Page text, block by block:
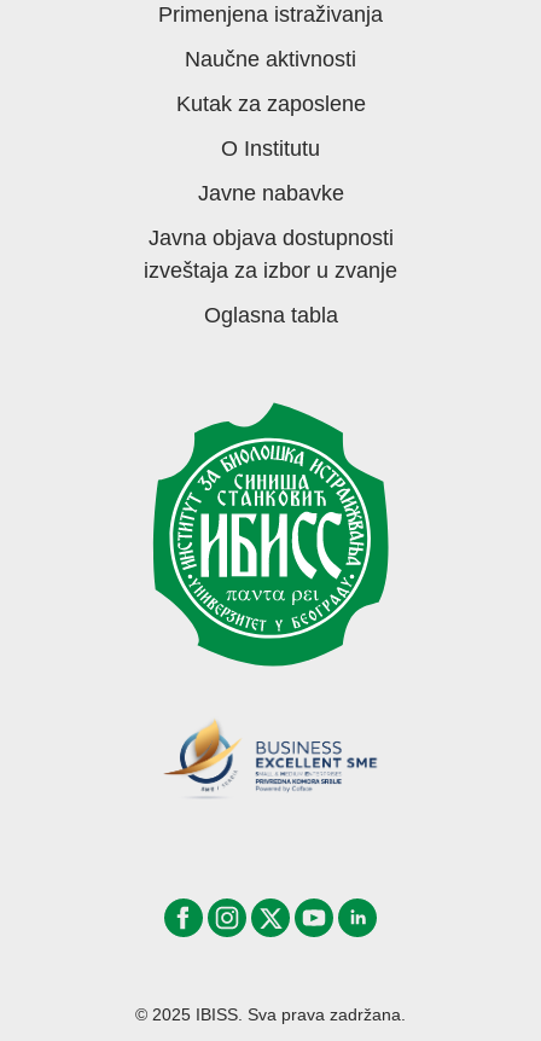
Primenjena istraživanja
Naučne aktivnosti
Kutak za zaposlene
O Institutu
Javne nabavke
Javna objava dostupnosti
izveštaja za izbor u zvanje
Oglasna tabla
© 2025 IBISS. Sva prava zadržana.